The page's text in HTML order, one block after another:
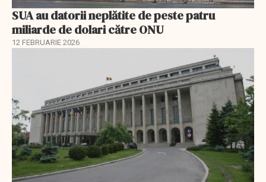
SUA au datorii neplătite de peste patru
miliarde de dolari către ONU
12 FEBRUARIE 2026